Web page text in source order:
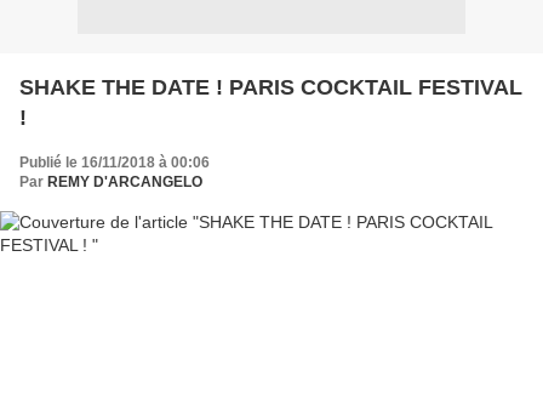
SHAKE THE DATE ! PARIS COCKTAIL FESTIVAL
!
Publié le 16/11/2018 à 00:06
Par REMY D'ARCANGELO